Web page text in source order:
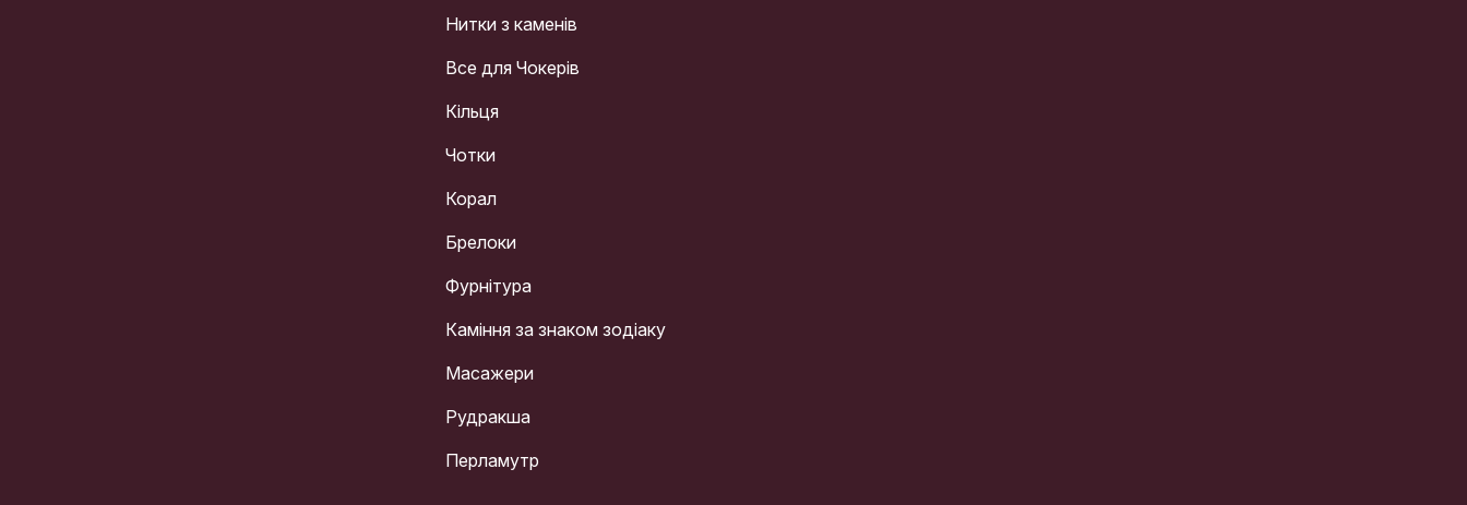
Нитки з каменів
Все для Чокерів
Кільця
Чотки
Корал
Брелоки
Фурнітура
Каміння за знаком зодіаку
Масажери
Рудракша
Перламутр